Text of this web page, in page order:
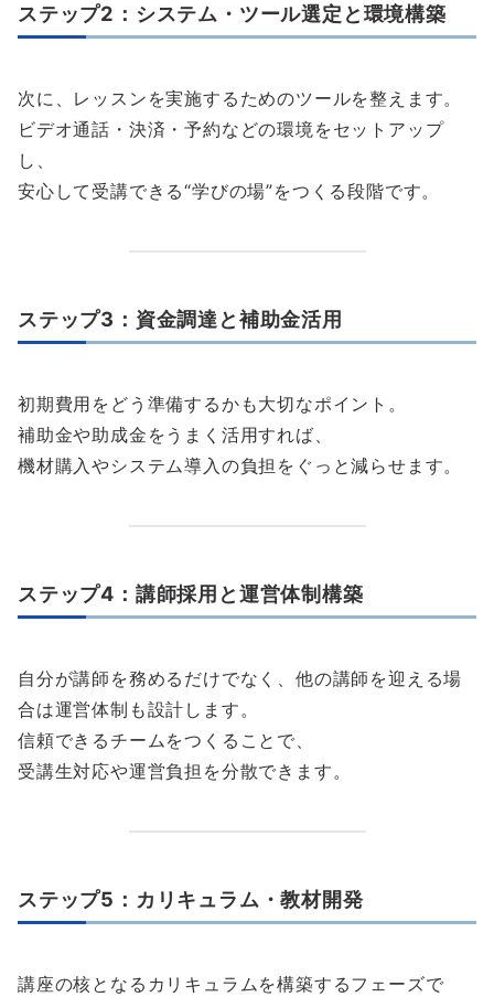
ステップ2：システム・ツール選定と環境構築
次に、レッスンを実施するためのツールを整えます。
ビデオ通話・決済・予約などの環境をセットアップ
し、
安心して受講できる“学びの場”をつくる段階です。
ステップ3：資金調達と補助金活用
初期費用をどう準備するかも大切なポイント。
補助金や助成金をうまく活用すれば、
機材購入やシステム導入の負担をぐっと減らせます。
ステップ4：講師採用と運営体制構築
自分が講師を務めるだけでなく、他の講師を迎える場
合は運営体制も設計します。
信頼できるチームをつくることで、
受講生対応や運営負担を分散できます。
ステップ5：カリキュラム・教材開発
講座の核となるカリキュラムを構築するフェーズで